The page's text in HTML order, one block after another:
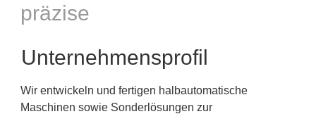
präzise
Unternehmensprofil
Wir entwickeln und fertigen halbautomatische
Maschinen sowie Sonderlösungen zur